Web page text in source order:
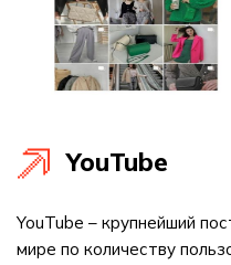
YouTube
YouTube – крупнейший
мире по количеству